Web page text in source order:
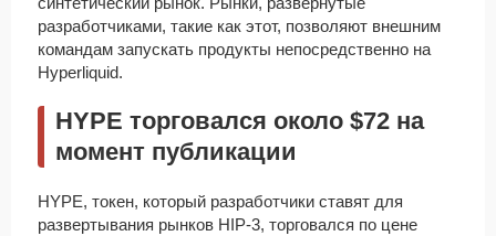
разработчиками, такие как этот, позволяют внешним
командам запускать продукты непосредственно на
Hyperliquid.
HYPE торговался около $72 на
момент публикации
HYPE, токен, который разработчики ставят для
развертывания рынков HIP-3, торговался по цене